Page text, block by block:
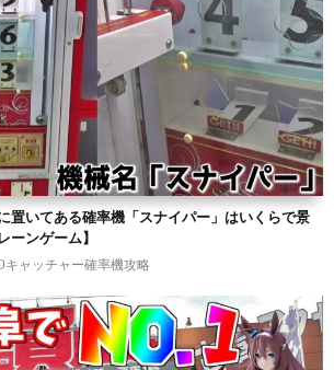
置いてある確率機「スナイパー」はいくらで景
ーンゲーム】
キャッチャー確率機攻略